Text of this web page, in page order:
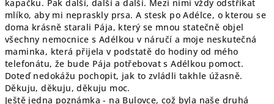
kapačku. Pak další, další a další. Mezi nimi vždy odstříkat
mlíko, aby mi nepraskly prsa. A stesk po Adélce, o kterou se
doma krásně starali Pája, který se mnou statečně objel
všechny nemocnice s Adélkou v náručí a moje neskutečná
maminka, která přijela v podstatě do hodiny od mého
telefonátu, že bude Pája potřebovat s Adélkou pomoct.
Doteď nedokážu pochopit, jak to zvládli takhle úžasně.
Děkuju, děkuju, děkuju moc.
Ještě jedna poznámka - na Bulovce, což byla naše druhá